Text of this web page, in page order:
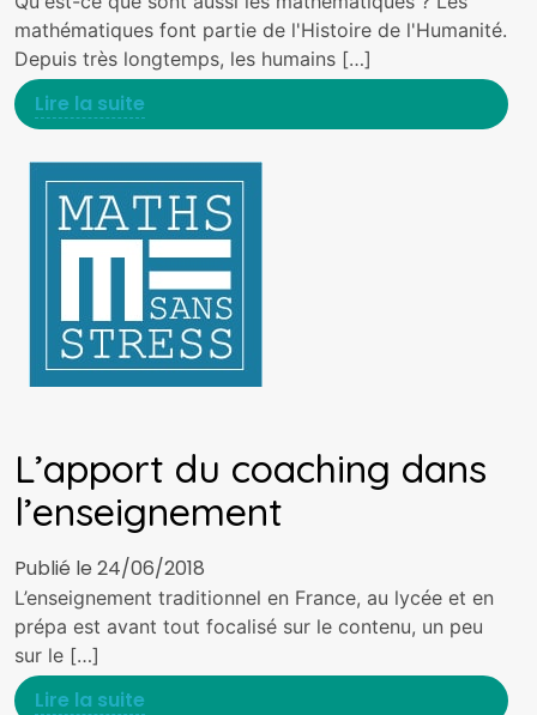
mathématiques font partie de l'Histoire de l'Humanité.
Depuis très longtemps, les humains […]
Lire la suite
L’apport du coaching dans
l’enseignement
Publié le 24/06/2018
L’enseignement traditionnel en France, au lycée et en
prépa est avant tout focalisé sur le contenu, un peu
sur le […]
Lire la suite